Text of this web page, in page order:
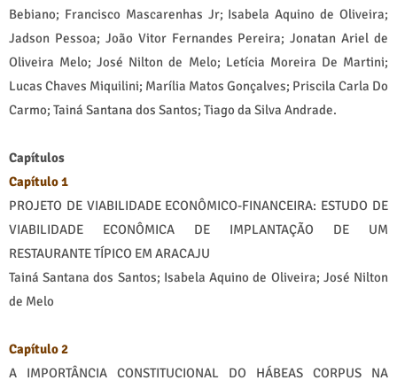
Bebiano; Francisco Mascarenhas Jr; Isabela Aquino de Oliveira;
Jadson Pessoa; João Vitor Fernandes Pereira; Jonatan Ariel de
Oliveira Melo; José Nilton de Melo; Letícia Moreira De Martini;
Lucas Chaves Miquilini; Marília Matos Gonçalves; Priscila Carla Do
Carmo; Tainá Santana dos Santos; Tiago da Silva Andrade.
Capítulos
Capítulo 1
PROJETO DE VIABILIDADE ECONÔMICO-FINANCEIRA: ESTUDO DE
VIABILIDADE ECONÔMICA DE IMPLANTAÇÃO DE UM
RESTAURANTE TÍPICO EM ARACAJU
Tainá Santana dos Santos; Isabela Aquino de Oliveira; José Nilton
de Melo
Capítulo 2
A IMPORTÂNCIA CONSTITUCIONAL DO HÁBEAS CORPUS NA